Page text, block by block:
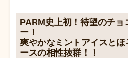
PARM史上初！待望のチョ
ー！
爽やかなミントアイスと
ースの相性抜群！！